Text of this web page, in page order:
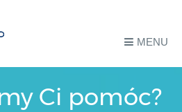
MENU
Ci pomóc?